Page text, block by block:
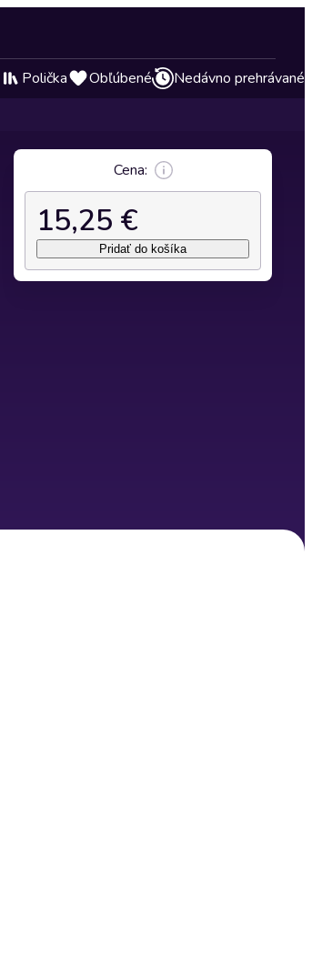
Polička Obľúbené Nedávno prehrávané
Cena:
15,25 €
Pridať do košíka